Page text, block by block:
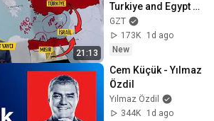
21:13
Turkiye and Egypt
Sign?
GZT
173K
1d ago
New
Cem Küçük - Yılmaz
Özdil
Yılmaz Özdil
344K
1d ago